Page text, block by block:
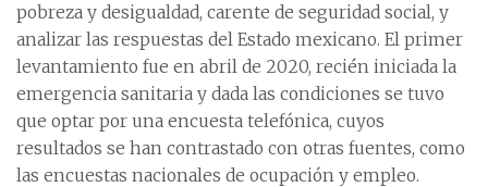
pobreza y desigualdad, carente de seguridad social, y
analizar las respuestas del Estado mexicano. El primer
levantamiento fue en abril de 2020, recién iniciada la
emergencia sanitaria y dada las condiciones se tuvo
que optar por una encuesta telefónica, cuyos
resultados se han contrastado con otras fuentes, como
las encuestas nacionales de ocupación y empleo.